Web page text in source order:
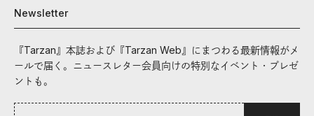
Newsletter
『Tarzan』本誌および『Tarzan Web』にまつわる最新情報がメ
ールで届く。ニュースレター会員向けの特別なイベント・プレゼ
ントも。